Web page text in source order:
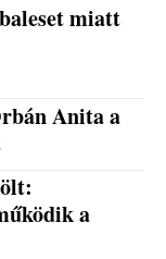
miatt
Anita a
a